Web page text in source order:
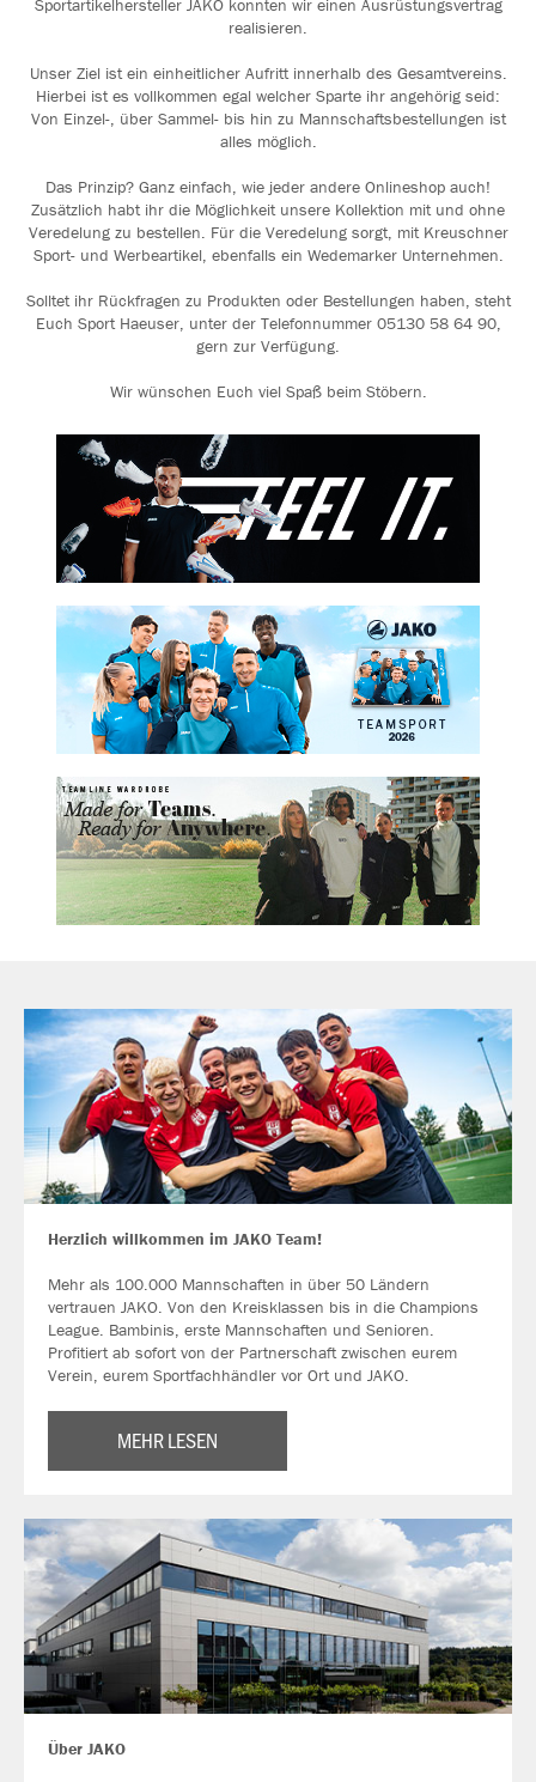
Sportartikelhersteller JAKO konnten wir einen Ausrüstungsvertrag
realisieren.
Unser Ziel ist ein einheitlicher Aufritt innerhalb des Gesamtvereins.
Hierbei ist es vollkommen egal welcher Sparte ihr angehörig seid:
Von Einzel-, über Sammel- bis hin zu Mannschaftsbestellungen ist
alles möglich.
Das Prinzip? Ganz einfach, wie jeder andere Onlineshop auch!
Zusätzlich habt ihr die Möglichkeit unsere Kollektion mit und ohne
Veredelung zu bestellen. Für die Veredelung sorgt, mit Kreuschner
Sport- und Werbeartikel, ebenfalls ein Wedemarker Unternehmen.
Solltet ihr Rückfragen zu Produkten oder Bestellungen haben, steht
Euch Sport Haeuser, unter der Telefonnummer 05130 58 64 90,
gern zur Verfügung.
Wir wünschen Euch viel Spaß beim Stöbern.
Herzlich willkommen im JAKO Team!
Mehr als 100.000 Mannschaften in über 50 Ländern
vertrauen JAKO. Von den Kreisklassen bis in die Champions
League. Bambinis, erste Mannschaften und Senioren.
Profitiert ab sofort von der Partnerschaft zwischen eurem
Verein, eurem Sportfachhändler vor Ort und JAKO.
MEHR LESEN
Über JAKO